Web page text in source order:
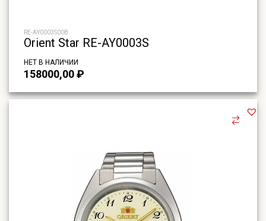
RE-AY0003S00B
Orient Star RE-AY0003S
НЕТ В НАЛИЧИИ
158000,00₽